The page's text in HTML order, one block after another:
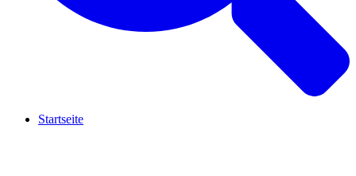
Startseite